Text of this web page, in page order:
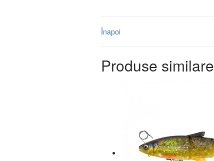
Înapoi
Produse similare